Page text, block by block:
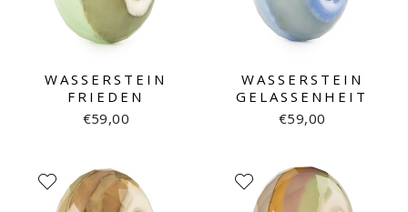
WASSERSTEIN
FRIEDEN
€59,00
WASSERSTEIN
GELASSENHEIT
€59,00